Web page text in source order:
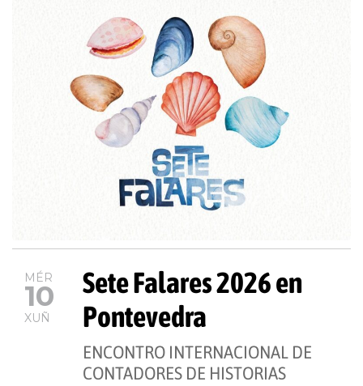
MÉR
10
XUÑ
Sete Falares 2026 en
Pontevedra
ENCONTRO INTERNACIONAL DE
CONTADORES DE HISTORIAS